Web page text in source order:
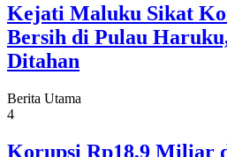
Kejati Maluku Sikat
Bersih di Pulau
Ditahan
Berita Utama
4
Korupsi Rp18,9 Miliar